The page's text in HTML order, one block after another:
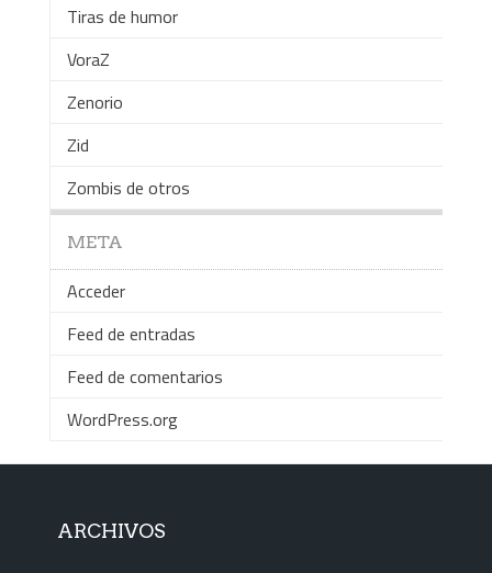
Tiras de humor
VoraZ
Zenorio
Zid
Zombis de otros
META
Acceder
Feed de entradas
Feed de comentarios
WordPress.org
ARCHIVOS